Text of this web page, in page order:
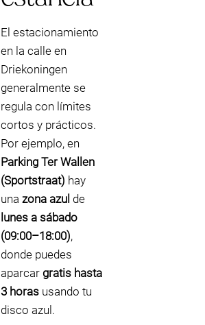
El estacionamiento
en la calle en
Driekoningen
generalmente se
regula con límites
cortos y prácticos.
Por ejemplo, en
Parking Ter Wallen
(Sportstraat) hay
una zona azul de
lunes a sábado
(09:00–18:00),
donde puedes
aparcar gratis hasta
3 horas usando tu
disco azul.